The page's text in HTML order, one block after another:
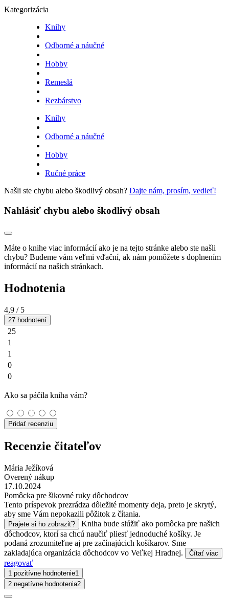
Kategorizácia
Knihy
Odborné a náučné
Hobby
Remeslá
Rezbárstvo
Knihy
Odborné a náučné
Hobby
Ručné práce
Našli ste chybu alebo škodlivý obsah? Dajte nám, prosím, vedieť!
Nahlásiť chybu alebo škodlivý obsah
Máte o knihe viac informácií ako je na tejto stránke alebo ste našli
chybu? Budeme vám veľmi vďační, ak nám pomôžete s doplnením
informácií na našich stránkach.
Hodnotenia
4,9 / 5
27 hodnotení
25
1
1
0
0
Ako sa páčila kniha vám?
Pridať recenziu
Recenzie čitateľov
Mária Ježíková
Overený nákup
17.10.2024
Pomôcka pre šikovné ruky dôchodcov
Tento príspevok prezrádza dôležité momenty deja, preto je skrytý,
aby sme Vám nepokazili pôžitok z čítania.
Prajete si ho zobraziť?
Kniha bude slúžiť ako pomôcka pre našich
dôchodcov, ktorí sa chcú naučiť pliesť jednoduché košíky. Je
podaná zrozumiteľne aj pre začínajúcich košíkarov. Sme
zakladajúca organizácia dôchodcov vo Veľkej Hradnej.
Čítať viac
reagovať
1 pozitívne hodnotenie1
2 negatívne hodnotenia2